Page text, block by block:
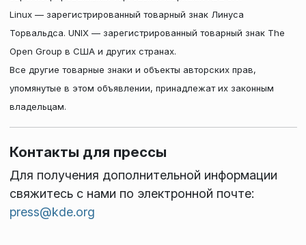
Linux — зарегистрированный товарный знак Линуса
Торвальдса. UNIX — зарегистрированный товарный знак The
Open Group в США и других странах.
Все другие товарные знаки и объекты авторских прав,
упомянутые в этом объявлении, принадлежат их законным
владельцам.
Контакты для прессы
Для получения дополнительной информации
свяжитесь с нами по электронной почте:
press@kde.org